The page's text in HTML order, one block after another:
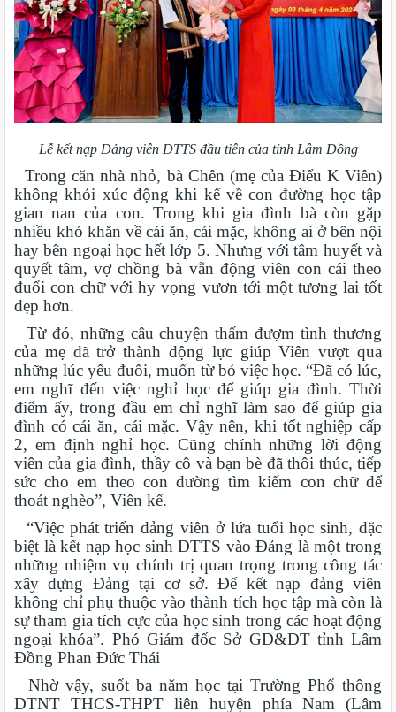
Lễ kết nạp Đảng viên DTTS đầu tiên của tỉnh Lâm Đồng
Trong căn nhà nhỏ, bà Chên (mẹ của Điểu K Viên)
không khỏi xúc động khi kể về con đường học tập
gian nan của con. Trong khi gia đình bà còn gặp
nhiều khó khăn về cái ăn, cái mặc, không ai ở bên nội
hay bên ngoại học hết lớp 5. Nhưng với tâm huyết và
quyết tâm, vợ chồng bà vẫn động viên con cái theo
đuổi con chữ với hy vọng vươn tới một tương lai tốt
đẹp hơn.
Từ đó, những câu chuyện thấm đượm tình thương
của mẹ đã trở thành động lực giúp Viên vượt qua
những lúc yếu đuối, muốn từ bỏ việc học. “Đã có lúc,
em nghĩ đến việc nghỉ học để giúp gia đình. Thời
điểm ấy, trong đầu em chỉ nghĩ làm sao để giúp gia
đình có cái ăn, cái mặc. Vậy nên, khi tốt nghiệp cấp
2, em định nghỉ học. Cũng chính những lời động
viên của gia đình, thầy cô và bạn bè đã thôi thúc, tiếp
sức cho em theo con đường tìm kiếm con chữ để
thoát nghèo”, Viên kể.
“Việc phát triển đảng viên ở lứa tuổi học sinh, đặc
biệt là kết nạp học sinh DTTS vào Đảng là một trong
những nhiệm vụ chính trị quan trọng trong công tác
xây dựng Đảng tại cơ sở. Để kết nạp đảng viên
không chỉ phụ thuộc vào thành tích học tập mà còn là
sự tham gia tích cực của học sinh trong các hoạt động
ngoại khóa”. Phó Giám đốc Sở GD&ĐT tỉnh Lâm
Đồng Phan Đức Thái
Nhờ vậy, suốt ba năm học tại Trường Phổ thông
DTNT THCS-THPT liên huyện phía Nam (Lâm